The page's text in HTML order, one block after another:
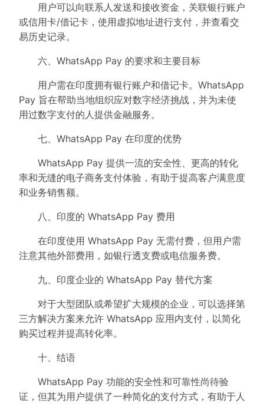
用户可以向联系人发送和接收资金，关联银行账户
或信用卡/借记卡，使用虚拟地址进行支付，并查看交
易历史记录。
六、WhatsApp Pay 的要求和主要目标
用户需在印度拥有银行账户和借记卡。WhatsApp
Pay 旨在帮助当地组织应对数字经济挑战，并为未使
用过数字支付的人提供金融服务。
七、WhatsApp Pay 在印度的优势
WhatsApp Pay 提供一流的安全性、更高的转化
率和无缝的电子商务支付体验，有助于提高客户满意度
和业务销售额。
八、印度的 WhatsApp Pay 费用
在印度使用 WhatsApp Pay 无需付费，但用户需
注意其他外部费用，如银行透支费或电信服务费。
九、印度企业的 WhatsApp Pay 替代方案
对于大型团队或希望扩大规模的企业，可以选择第
三方解决方案来允许 WhatsApp 应用内支付，以简化
购买过程并提高转化率。
十、结语
WhatsApp Pay 功能的安全性和可靠性尚待验
证，但其为用户提供了一种简化的支付方式，有助于人